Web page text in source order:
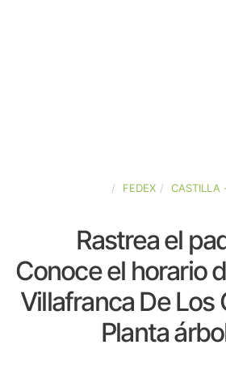
FEDEX CASTILLA
Rastrea el
Conoce el horario
Villafranca De Los
Planta